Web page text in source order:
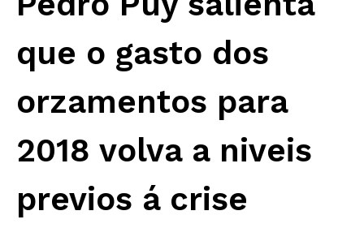
que o gasto dos
orzamentos para
2018 volva a niveis
previos á crise